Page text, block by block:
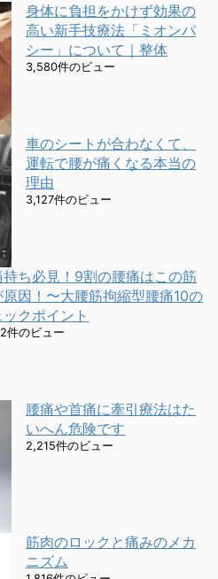
身体に負担をかけず効果の
高い新手技療法「ミオンパ
シー」について｜整体
3,580件のビュー
車のシートが合わなくて、
運転で腰が痛くなる本当の
理由
3,127件のビュー
持ち必見！9割の腰痛はこの筋
原因！〜大腰筋拘縮型腰痛10の
クポイント
件のビュー
腰痛や首痛に牽引療法はた
いへん危険です
2,215件のビュー
筋肉のロックと痛みのメカ
ニズム